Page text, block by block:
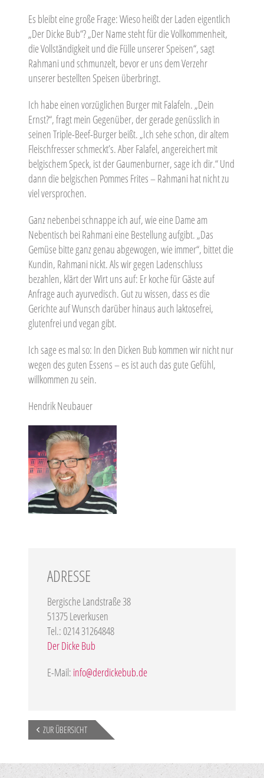
Es bleibt eine große Frage: Wieso heißt der Laden eigentlich
„Der Dicke Bub“? „Der Name steht für die Vollkommenheit,
die Vollständigkeit und die Fülle unserer Speisen“, sagt
Rahmani und schmunzelt, bevor er uns dem Verzehr
unserer bestellten Speisen überbringt.
Ich habe einen vorzüglichen Burger mit Falafeln. „Dein
Ernst?“, fragt mein Gegenüber, der gerade genüsslich in
seinen Triple-Beef-Burger beißt. „Ich sehe schon, dir altem
Fleischfresser schmeckt’s. Aber Falafel, angereichert mit
belgischem Speck, ist der Gaumenburner, sage ich dir.“ Und
dann die belgischen Pommes Frites – Rahmani hat nicht zu
viel versprochen.
Ganz nebenbei schnappe ich auf, wie eine Dame am
Nebentisch bei Rahmani eine Bestellung aufgibt. „Das
Gemüse bitte ganz genau abgewogen, wie immer“, bittet die
Kundin, Rahmani nickt. Als wir gegen Ladenschluss
bezahlen, klärt der Wirt uns auf: Er koche für Gäste auf
Anfrage auch ayurvedisch. Gut zu wissen, dass es die
Gerichte auf Wunsch darüber hinaus auch laktosefrei,
glutenfrei und vegan gibt.
Ich sage es mal so: In den Dicken Bub kommen wir nicht nur
wegen des guten Essens – es ist auch das gute Gefühl,
willkommen zu sein.
Hendrik Neubauer
ADRESSE
Bergische Landstraße 38
51375 Leverkusen
Tel.: 0214 31264848
Der Dicke Bub
E-Mail: info@derdickebub.de
ZUR ÜBERSICHT